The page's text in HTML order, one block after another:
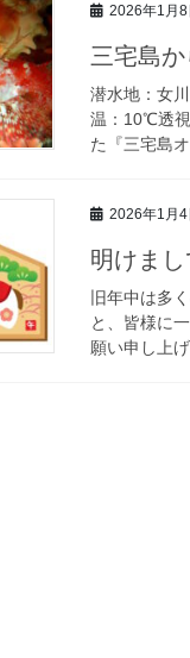
2026年1月8
三宅島
潜水地：女
温：10℃透
た『三宅島
2026年1月4
明けま
旧年中は多
と、皆様に
願い申し上